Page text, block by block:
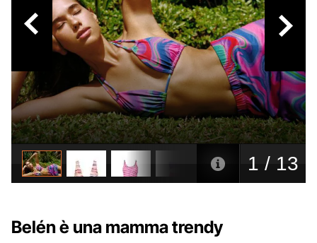
Belén è una mamma trendy